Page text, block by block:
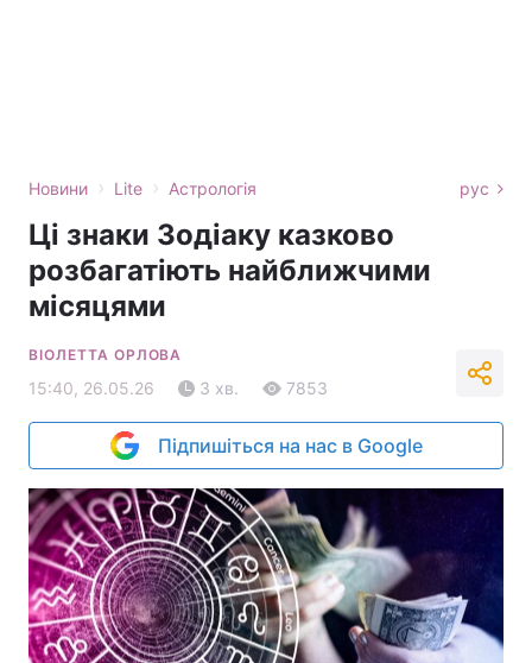
Новини › Lite › Астрологія рус
Ці знаки Зодіаку казково
розбагатіють найближчими
місяцями
ВІОЛЕТТА ОРЛОВА
15:40, 26.05.26 3 хв. 7853
Підпишіться на нас в Google